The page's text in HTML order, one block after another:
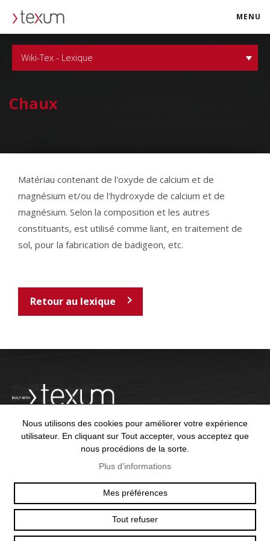
MENU
Wiki-Tex - Lexique
Chaux
Matériau contenant de l'oxyde de calcium et de
magnésium et/ou de l'hydroxyde de calcium et de
magnésium. Selon la composition et les autres
constituants, est utilisé comme liant, en traitement de
sol, pour la fabrication de badigeon, etc.
Retour au lexique
OFFICE@TEXUM.SWISS
CH - 1530 PAYERNE
© 2025 TEXUM SA. ALL RIGHTS RESERVED–POLITIQUE DE
Nous utilisons des cookies pour améliorer votre expérience
utilisateur. En cliquant sur Tout accepter, vous acceptez que
nous procédions de la sorte.
Plus d'informations
Mes préférences
Tout refuser